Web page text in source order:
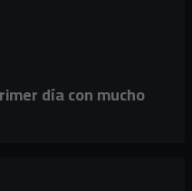
día con mucho